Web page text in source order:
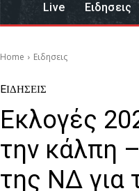
Live Eιδησεις
Home Eιδησεις
EΙΔΗΣΕΙΣ
Εκλογές
την κάλπη
της ΝΔ για